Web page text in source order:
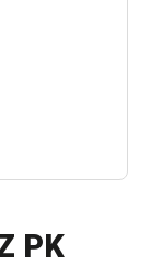
PK